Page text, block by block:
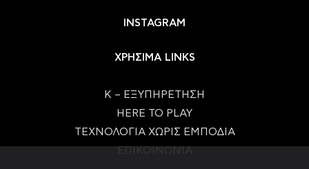
INSTAGRAM
ΧΡΗΣΙΜΑ LINKS
Κ – ΕΞΥΠΗΡΕΤΗΣΗ
HERE TO PLAY
ΤΕΧΝΟΛΟΓΙΑ ΧΩΡΙΣ ΕΜΠΟΔΙΑ